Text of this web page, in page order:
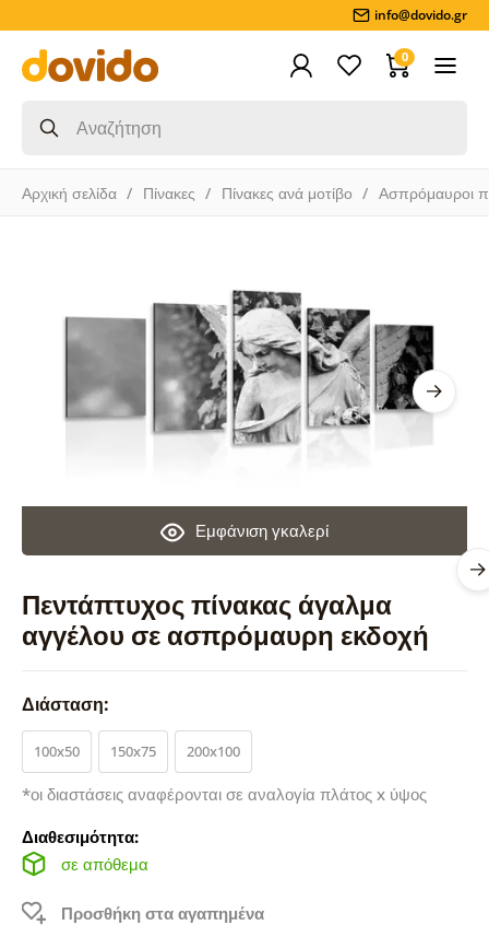
info@dovido.gr
0
Αρχική σελίδα Πίνακες Πίνακες ανά μοτίβο Ασπρόμαυροι
Πεντάπτυχος πίνακας άγαλμα
αγγέλου σε ασπρόμαυρη εκδοχή
Εμφάνιση γκαλερί
Διάσταση:
100x50 150x75 200x100
*οι διαστάσεις αναφέρονται σε αναλογία πλάτος x ύψος
Διαθεσιμότητα:
σε απόθεμα
Προσθήκη στα αγαπημένα